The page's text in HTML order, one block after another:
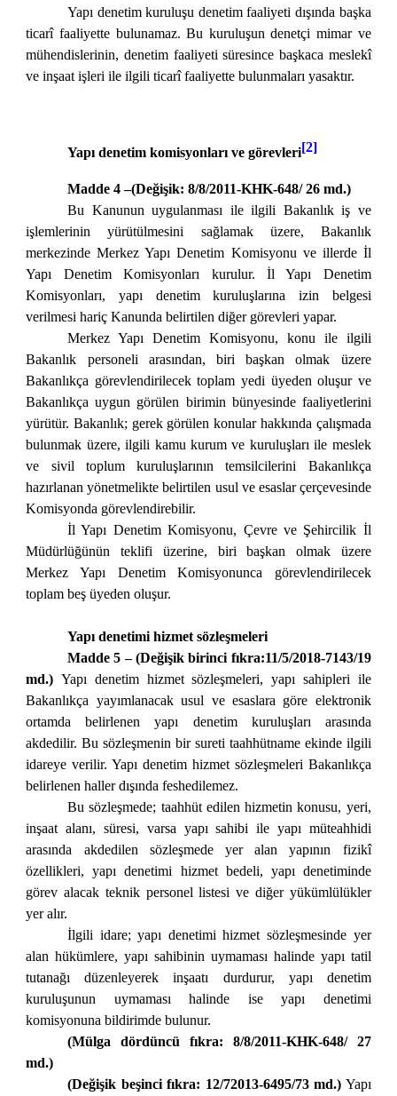
Yapı denetim kuruluşu denetim faaliyeti dışında başka
ticarî faaliyette bulunamaz. Bu kuruluşun denetçi mimar ve
mühendislerinin, denetim faaliyeti süresince başkaca meslekî
ve inşaat işleri ile ilgili ticarî faaliyette bulunmaları yasaktır.
Yapı denetim komisyonları ve görevleri[2]
Madde 4 –(Değişik: 8/8/2011-KHK-648/ 26 md.)
Bu Kanunun uygulanması ile ilgili Bakanlık iş ve
işlemlerinin yürütülmesini sağlamak üzere, Bakanlık
merkezinde Merkez Yapı Denetim Komisyonu ve illerde İl
Yapı Denetim Komisyonları kurulur. İl Yapı Denetim
Komisyonları, yapı denetim kuruluşlarına izin belgesi
verilmesi hariç Kanunda belirtilen diğer görevleri yapar.
Merkez Yapı Denetim Komisyonu, konu ile ilgili
Bakanlık personeli arasından, biri başkan olmak üzere
Bakanlıkça görevlendirilecek toplam yedi üyeden oluşur ve
Bakanlıkça uygun görülen birimin bünyesinde faaliyetlerini
yürütür. Bakanlık; gerek görülen konular hakkında çalışmada
bulunmak üzere, ilgili kamu kurum ve kuruluşları ile meslek
ve sivil toplum kuruluşlarının temsilcilerini Bakanlıkça
hazırlanan yönetmelikte belirtilen usul ve esaslar çerçevesinde
Komisyonda görevlendirebilir.
İl Yapı Denetim Komisyonu, Çevre ve Şehircilik İl
Müdürlüğünün teklifi üzerine, biri başkan olmak üzere
Merkez Yapı Denetim Komisyonunca görevlendirilecek
toplam beş üyeden oluşur.
Yapı denetimi hizmet sözleşmeleri
Madde 5 – (Değişik birinci fıkra:11/5/2018-7143/19
md.)Yapı denetim hizmet sözleşmeleri, yapı sahipleri ile
Bakanlıkça yayımlanacak usul ve esaslara göre elektronik
ortamda belirlenen yapı denetim kuruluşları arasında
akdedilir. Bu sözleşmenin bir sureti taahhütname ekinde ilgili
idareye verilir. Yapı denetim hizmet sözleşmeleri Bakanlıkça
belirlenen haller dışında feshedilemez.
Bu sözleşmede; taahhüt edilen hizmetin konusu, yeri,
inşaat alanı, süresi, varsa yapı sahibi ile yapı müteahhidi
arasında akdedilen sözleşmede yer alan yapının fizikî
özellikleri, yapı denetimi hizmet bedeli, yapı denetiminde
görev alacak teknik personel listesi ve diğer yükümlülükler
yer alır.
İlgili idare; yapı denetimi hizmet sözleşmesinde yer
alan hükümlere, yapı sahibinin uymaması halinde yapı tatil
tutanağı düzenleyerek inşaatı durdurur, yapı denetim
kuruluşunun uymaması halinde ise yapı denetimi
komisyonuna bildirimde bulunur.
(Mülga dördüncü fıkra: 8/8/2011-KHK-648/ 27
md.)
(Değişik beşinci fıkra: 12/72013-6495/73 md.) Yapı